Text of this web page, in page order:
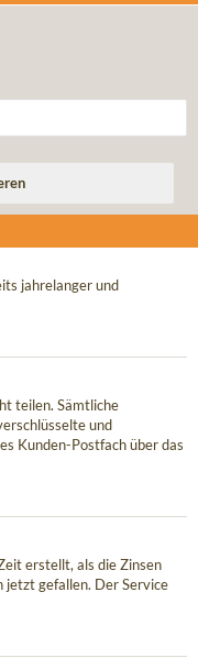
jahrelanger und
teilen. Sämtliche
und
Kunden-Postfach über das
erstellt, als die Zinsen
jetzt gefallen. Der Service